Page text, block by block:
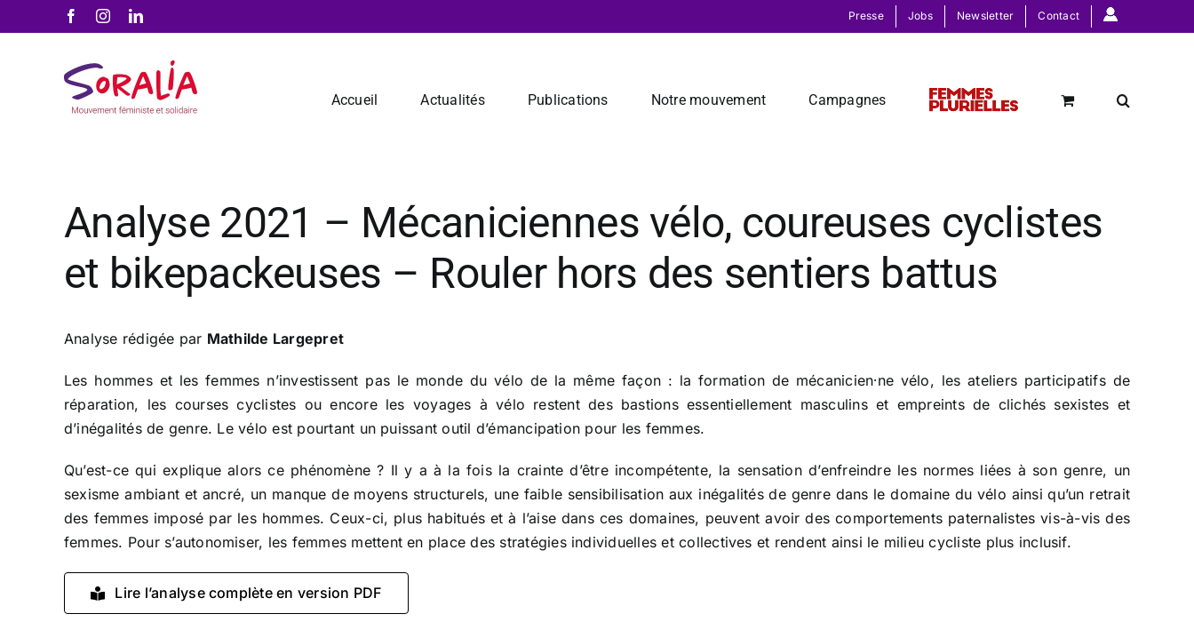
au
FacebookInstagramLinkedIn Presse Jobs Newsletter Contact
Accueil Actualités Publications Notre mouvement Campagnes
Analyse 2021 – Mécaniciennes vélo, coureuses cyclistes
et bikepackeuses – Rouler hors des sentiers battus
Analyse rédigée par Mathilde Largepret
Les hommes et les femmes n’investissent pas le monde du vélo de la même façon : la formation de mécanicien⸱ne vélo, les ateliers participatifs de
réparation, les courses cyclistes ou encore les voyages à vélo restent des bastions essentiellement masculins et empreints de clichés sexistes et
d’inégalités de genre. Le vélo est pourtant un puissant outil d’émancipation pour les femmes.
Qu’est-ce qui explique alors ce phénomène ? Il y a à la fois la crainte d’être incompétente, la sensation d’enfreindre les normes liées à son genre, un
sexisme ambiant et ancré, un manque de moyens structurels, une faible sensibilisation aux inégalités de genre dans le domaine du vélo ainsi qu’un retrait
des femmes imposé par les hommes. Ceux-ci, plus habitués et à l’aise dans ces domaines, peuvent avoir des comportements paternalistes vis-à-vis des
femmes. Pour s’autonomiser, les femmes mettent en place des stratégies individuelles et collectives et rendent ainsi le milieu cycliste plus inclusif.
Lire l’analyse complète en version PDF